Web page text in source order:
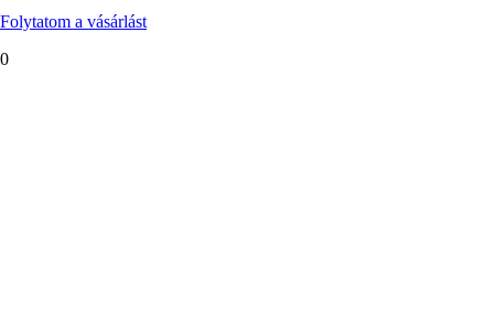
Folytatom a vásárlást
0